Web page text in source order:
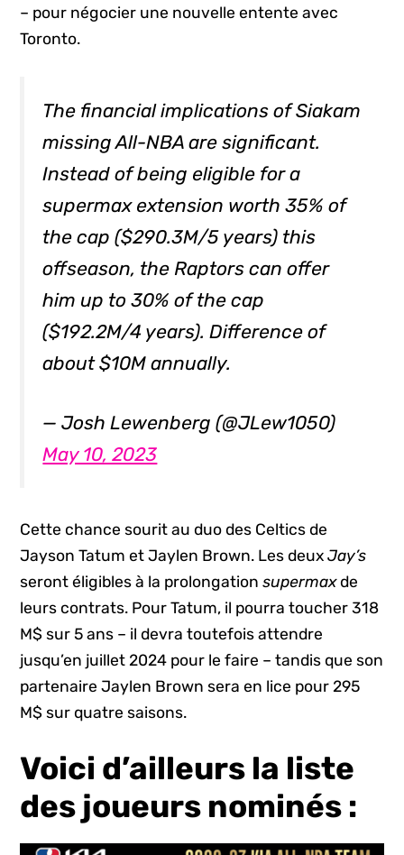
– pour négocier une nouvelle entente avec
Toronto.
The financial implications of Siakam
missing All-NBA are significant.
Instead of being eligible for a
supermax extension worth 35% of
the cap ($290.3M/5 years) this
offseason, the Raptors can offer
him up to 30% of the cap
($192.2M/4 years). Difference of
about $10M annually.
— Josh Lewenberg (@JLew1050)
May 10, 2023
Cette chance sourit au duo des Celtics de
Jayson Tatum et Jaylen Brown. Les deuxJay’s
seront éligibles à la prolongationsupermaxde
leurs contrats. Pour Tatum, il pourra toucher 318
M$ sur 5 ans – il devra toutefois attendre
jusqu’en juillet 2024 pour le faire – tandis que son
partenaire Jaylen Brown sera en lice pour 295
M$ sur quatre saisons.
Voici d’ailleurs la liste
des joueurs nominés :